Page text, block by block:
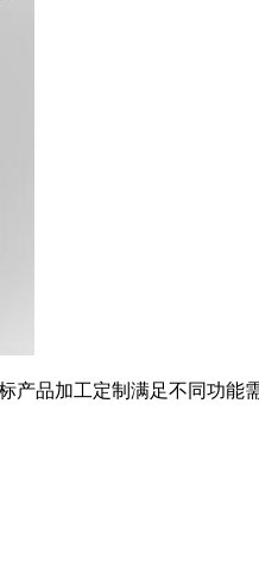
产品加工定制满足不同功能